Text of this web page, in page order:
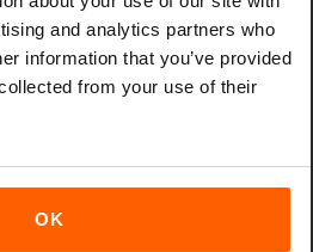
and analytics partners who
information that you’ve provided
from your use of their
OK
generation)
generation)